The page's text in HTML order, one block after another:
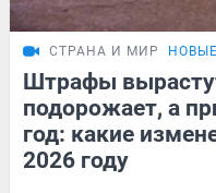
СТРАНА И МИР
Штрафы
подорожает, а
год: какие
2026 году